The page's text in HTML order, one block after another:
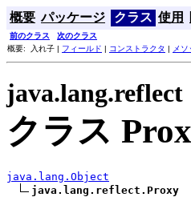
概要 パッケージ クラス 使用
前のクラス 次のクラス
概要: 入れ子 | フィールド | コンストラクタ | メソ
java.lang.reflect
クラス
java.lang.Object
java.lang.reflect.Proxy